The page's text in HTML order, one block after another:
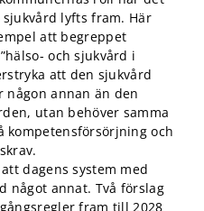
lyfts fram. Här
att begreppet
och sjukvård i
att den sjukvård
annan än den
utan behöver samma
kompetensförsörjning och
dagens system med
något annat. Två förslag
fram till 2028